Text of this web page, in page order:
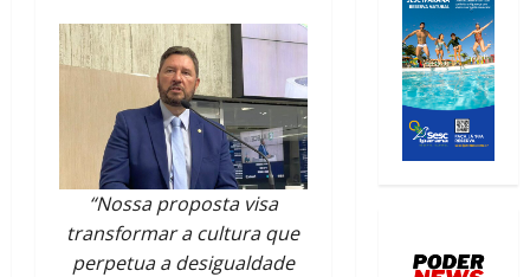
“Nossa proposta visa
transformar a cultura que
perpetua a desigualdade